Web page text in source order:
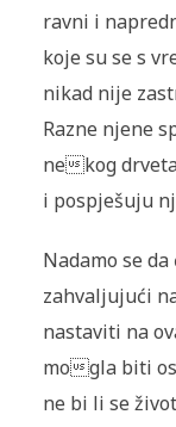
ravni i
koje su se s
nikad nije
Razne njene
nekog
i pospješuju
Nadamo se
zahvaljujući
nastaviti na
mogla biti
ne bi li se